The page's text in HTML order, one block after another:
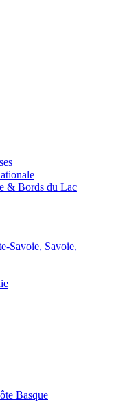
& Bords du Lac
Savoie, Savoie,
Basque